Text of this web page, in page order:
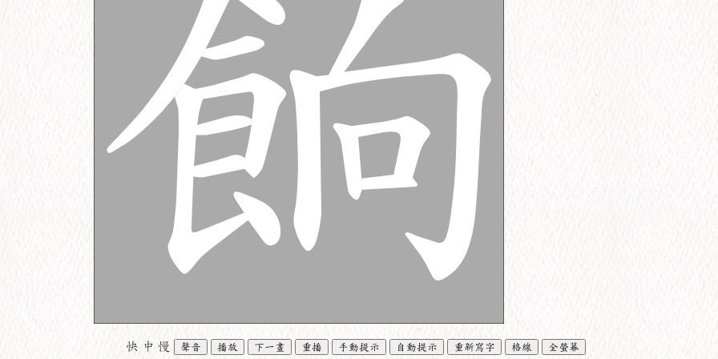
快 中 慢 聲音 播放 下一畫 重播 手動提示 自動提示 重新寫字 格線 全螢幕